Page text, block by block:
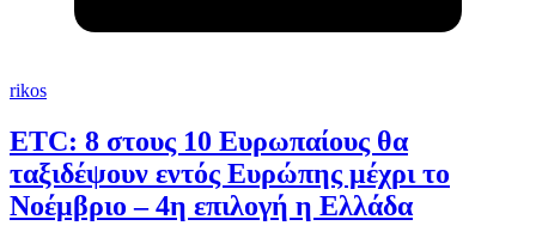
rikos
ETC: 8 στους 10 Ευρωπαίους θα
ταξιδέψουν εντός Ευρώπης μέχρι το
Νοέμβριο – 4η επιλογή η Ελλάδα